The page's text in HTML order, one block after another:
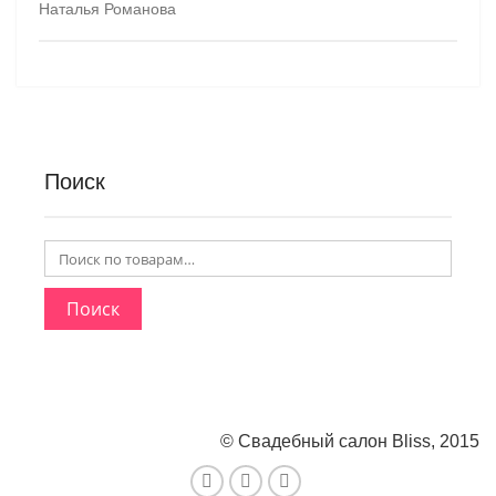
Наталья Романова
Поиск
Поиск
© Свадебный салон Bliss, 2015